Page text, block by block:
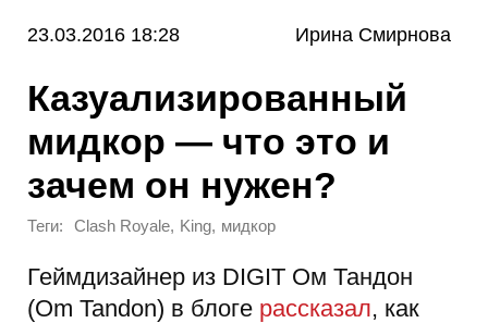
23.03.2016 18:28 Ирина Смирнова
Казуализированный
мидкор — что это и
зачем он нужен?
Теги: Clash Royale, King, мидкор
Геймдизайнер из DIGIT Ом Тандон
(Om Tandon) в блоге рассказал, как